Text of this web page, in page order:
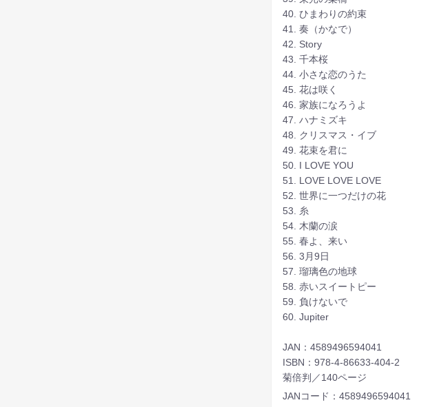
40. ひまわりの約束
41. 奏（かなで）
42. Story
43. 千本桜
44. 小さな恋のうた
45. 花は咲く
46. 家族になろうよ
47. ハナミズキ
48. クリスマス・イブ
49. 花束を君に
50. I LOVE YOU
51. LOVE LOVE LOVE
52. 世界に一つだけの花
53. 糸
54. 木蘭の涙
55. 春よ、来い
56. 3月9日
57. 瑠璃色の地球
58. 赤いスイートピー
59. 負けないで
60. Jupiter
JAN：4589496594041
ISBN：978-4-86633-404-2
菊倍判／140ページ
JANコード：4589496594041